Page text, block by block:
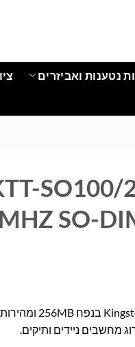
נטענות ואביזרים
SO100/
SO-